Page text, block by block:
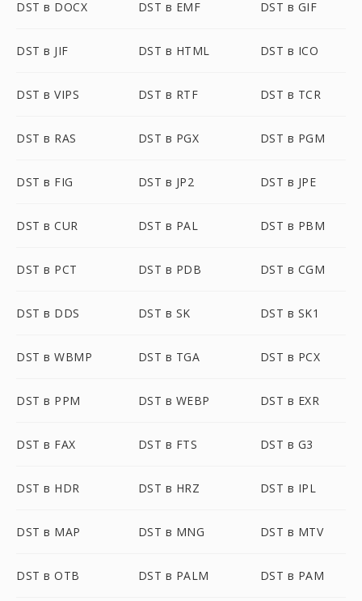
DST в DOCX DST в EMF DST в GIF
DST в JIF DST в HTML DST в ICO
DST в VIPS DST в RTF DST в TCR
DST в RAS DST в PGX DST в PGM
DST в FIG DST в JP2 DST в JPE
DST в CUR DST в PAL DST в PBM
DST в PCT DST в PDB DST в CGM
DST в DDS DST в SK DST в SK1
DST в WBMP DST в TGA DST в PCX
DST в PPM DST в WEBP DST в EXR
DST в FAX DST в FTS DST в G3
DST в HDR DST в HRZ DST в IPL
DST в MAP DST в MNG DST в MTV
DST в OTB DST в PALM DST в PAM